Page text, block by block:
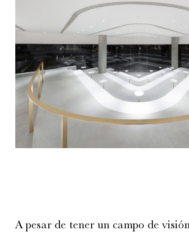
A pesar de tener un campo de